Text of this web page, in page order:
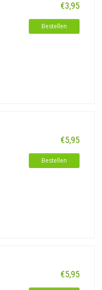
€3,95
Bestellen
€5,95
Bestellen
€5,95